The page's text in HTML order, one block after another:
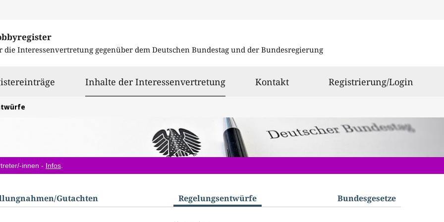
die Interessenvertretung gegenüber dem Deutschen Bundestag und der Bundesregierung
Inhalte der Interessenvertretungausgewählt
Kontakt Registrierung/Login
innen - Infos
​Gutachten Regelungs­entwürfe Bundes­gesetze